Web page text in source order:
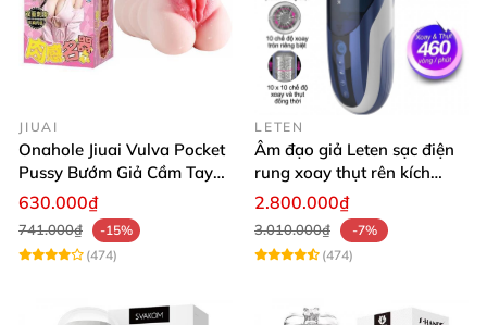
JIUAI
Onahole Jiuai Vulva Pocket
Pussy Bướm Giả Cầm Tay
Thiết Kế Mô Phỏng Chân
630.000₫
741.000₫
-15%
(474)
LETEN
Âm đạo giả Leten sạc điện
rung xoay thụt rên kích
thích phê
2.800.000₫
3.010.000₫
-7%
(474)